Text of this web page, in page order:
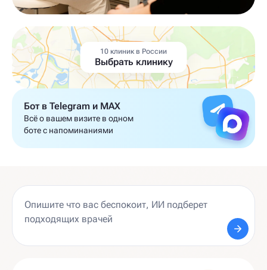
10 клиник в России
Выбрать клинику
Бот в Telegram и MAX
Всё о вашем визите в одном
боте с напоминаниями